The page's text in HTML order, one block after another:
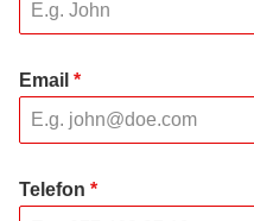
Email *
Telefon *